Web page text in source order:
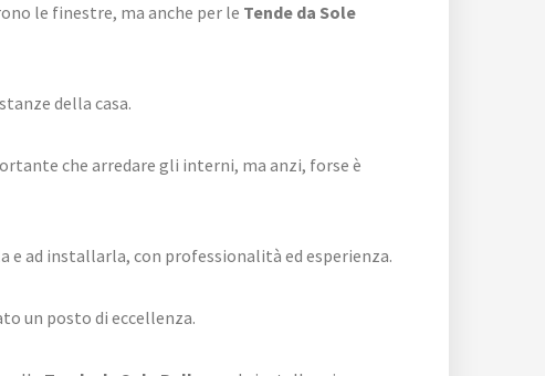
le finestre, ma anche per le Tende da Sole
della casa.
che arredare gli interni, ma anzi, forse è
e ad installarla, con professionalità ed esperienza.
un posto di eccellenza.